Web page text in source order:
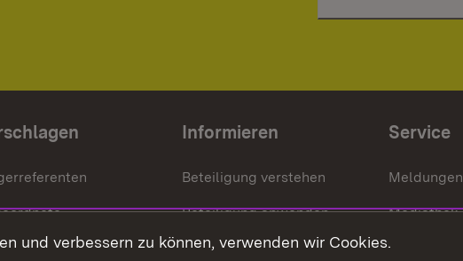
Informieren
Beteiligung verstehen
Beteiligung anwenden
Beteiligung stärken
Service
Meldungen
Mediathek
und verbessern zu können, verwenden wir Cookies.